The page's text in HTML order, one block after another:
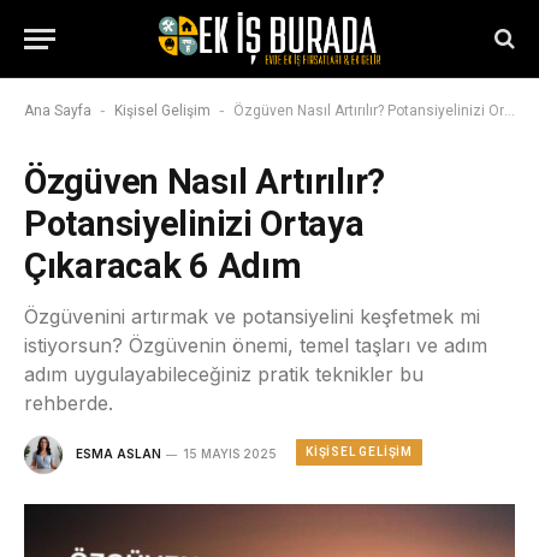
Ana Sayfa - Kişisel Gelişim - Özgüven Nasıl Artırılır? Potansiyelinizi Ortaya Çıkaracak 6 Adım
Özgüven Nasıl Artırılır?
Potansiyelinizi Ortaya
Çıkaracak 6 Adım
Özgüvenini artırmak ve potansiyelini keşfetmek mi
istiyorsun? Özgüvenin önemi, temel taşları ve adım
adım uygulayabileceğiniz pratik teknikler bu
rehberde.
ESMA ASLAN 15 MAYIS 2025 KIŞISEL GELIŞIM